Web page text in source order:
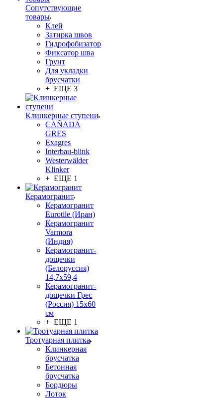
Сопутствующие
товары
Клей
Затирка швов
Гидрофобизатор
Фиксатор шва
Грунт
Для укладки
брусчатки
+ ЕЩЕ 3
Клинкерные ступени
CAÑADA
GRES
Exagres
Interbau-blink
Westerwälder
Klinker
+ ЕЩЕ 1
Керамогранит
Керамогранит
Eurotile (Иран)
Керамогранит
Varmora
(Индия)
Керамогранит-
дощечки
(Белоруссия)
14,7x59,4
Керамогранит-
дощечки Грес
(Россия) 15х60
см
+ ЕЩЕ 1
Тротуарная плитка
Клинкерная
брусчатка
Бетонная
брусчатка
Бордюры
Лоток